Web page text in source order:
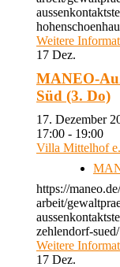
Weitere
17 Dez.
MANEO-
Süd (3. Do)
17. Dezember
17:00 - 19:00
Villa Mittelhof
https://
arbeit/
zehlendorf-sued/
Weitere
17 Dez.